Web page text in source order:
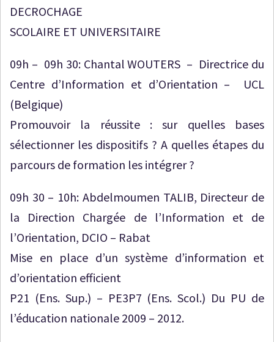
DECROCHAGE
SCOLAIRE ET UNIVERSITAIRE
09h – 09h 30: Chantal WOUTERS – Directrice du
Centre d’Information et d’Orientation – UCL
(Belgique)
Promouvoir la réussite : sur quelles bases
sélectionner les dispositifs ? A quelles étapes du
parcours de formation les intégrer ?
09h 30 – 10h: Abdelmoumen TALIB, Directeur de
la Direction Chargée de l’Information et de
l’Orientation, DCIO – Rabat
Mise en place d’un système d’information et
d’orientation efficient
P21 (Ens. Sup.) – PE3P7 (Ens. Scol.) Du PU de
l’éducation nationale 2009 – 2012.